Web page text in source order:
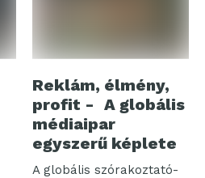
Reklám, élmény,
profit - A globális
médiaipar
egyszerű képlete
A globális szórakoztató-